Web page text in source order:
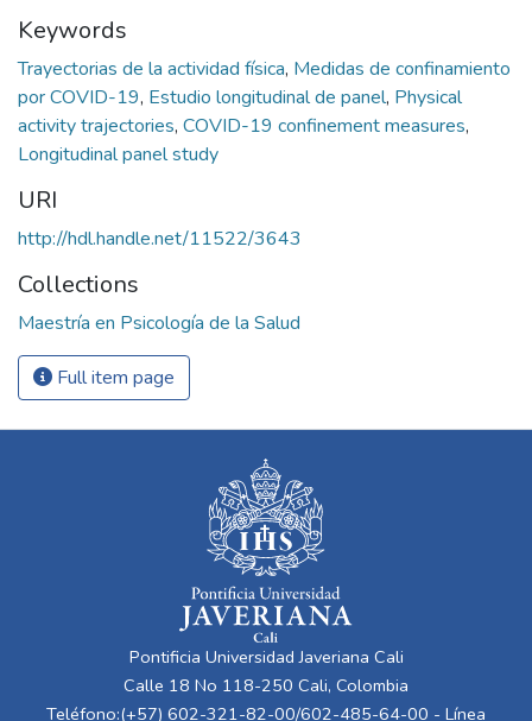
Keywords
Trayectorias de la actividad física, Medidas de confinamiento
por COVID-19, Estudio longitudinal de panel, Physical
activity trajectories, COVID-19 confinement measures,
Longitudinal panel study
URI
http://hdl.handle.net/11522/3643
Collections
Maestría en Psicología de la Salud
Full item page
Pontificia Universidad Javeriana Cali
Calle 18 No 118-250 Cali, Colombia
Teléfono:(+57) 602-321-82-00/602-485-64-00 - Línea